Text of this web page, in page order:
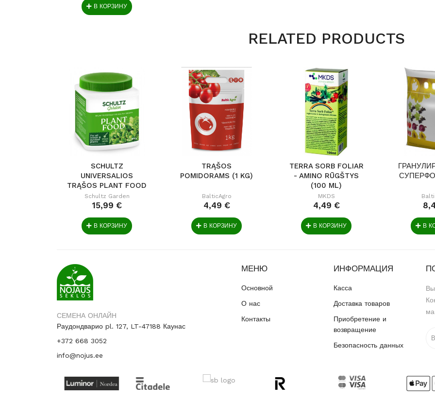
В КОРЗИНУ
RELATED PRODUCTS
SCHULTZ
UNIVERSALIOS
TRĄŠOS PLANT FOOD
900G
Schultz Garden
15,99 €
В КОРЗИНУ
TRĄŠOS
POMIDORAMS (1 KG)
BalticAgro
4,49 €
В КОРЗИНУ
TERRA SORB FOLIAR
- AMINO RŪGŠTYS
(100 ML)
MKDS
4,49 €
В КОРЗИНУ В
СЕМЕНА ОНЛАЙН
Раудондварио pl. 127, LT-47188 Каунас
+372 668 3052
info@nojus.ee
МЕНЮ
Основной
О нас
Контакты
ИНФОРМАЦИЯ
Касса
Доставка товаров
Приобретение и
возвращение
Безопасность данных